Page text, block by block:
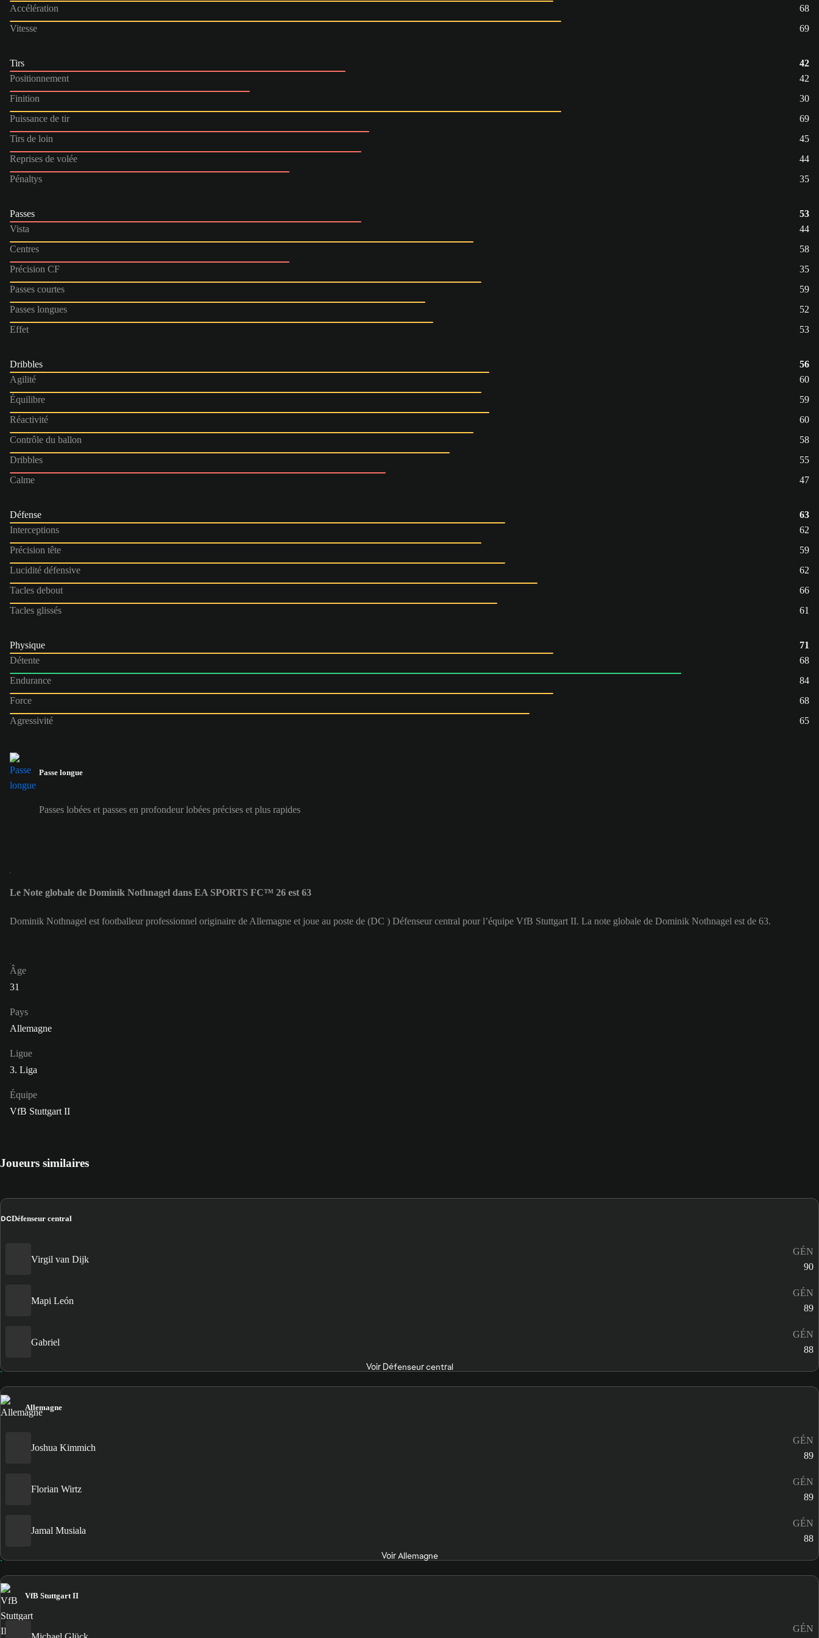
Accélération
68
Vitesse
69
Tirs
42
Positionnement
42
Finition
30
Puissance de tir
69
Tirs de loin
45
Reprises de volée
44
Pénaltys
35
Passes
53
Vista
44
Centres
58
Précision CF
35
Passes courtes
59
Passes longues
52
Effet
53
Dribbles
56
Agilité
60
Équilibre
59
Réactivité
60
Contrôle du ballon
58
Dribbles
55
Calme
47
Défense
63
Interceptions
62
Précision tête
59
Lucidité défensive
62
Tacles debout
66
Tacles glissés
61
Physique
71
Détente
68
Endurance
84
Force
68
Agressivité
65
Passe longue
Passes lobées et passes en profondeur lobées précises et plus rapides
Le Note globale de Dominik Nothnagel dans EA SPORTS FC™ 26 est 63
Dominik Nothnagel est footballeur professionnel originaire de Allemagne et joue au poste de (DC ) Défenseur central pour l’équipe VfB Stuttgart II. La note globale de Dominik Nothnagel est de 63.
Âge
31
Pays
Allemagne
Ligue
3. Liga
Équipe
VfB Stuttgart II
Joueurs similaires
DCDéfenseur central
Virgil van Dijk
GÉN
90
Mapi León
GÉN
89
Gabriel
GÉN
88
Voir Défenseur central
Allemagne
Joshua Kimmich
GÉN
89
Florian Wirtz
GÉN
89
Jamal Musiala
GÉN
88
Voir Allemagne
VfB Stuttgart II
GÉN